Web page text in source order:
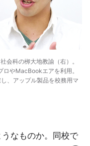
会科の栁大地教諭（右）。
やMacBookエアを利用。
、アップル製品を校務用マ
なものか。同校で